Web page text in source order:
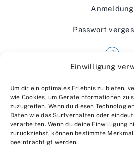
Einwilligung
Um dir ein optimales Erlebnis zu bieten,
wie Cookies, um Geräteinformationen zu
zuzugreifen. Wenn du diesen
Daten wie das Surfverhalten oder
verarbeiten. Wenn du deine Einwilligung
zurückziehst, können bestimmte
beeinträchtigt werden.
Anmeldung
Passwort
Wir über
Kontakt